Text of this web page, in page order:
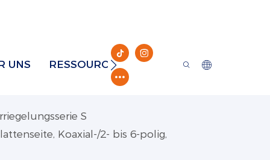
UNS RESSOURCE KONTAKT
S
Koaxial-/2- bis 6-polig,